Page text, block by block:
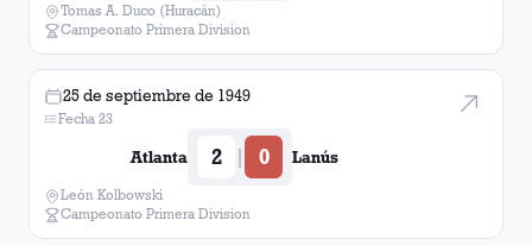
Tomas A. Duco (Huracán)
Campeonato Primera Division
25 de septiembre de 1949
Fecha 23
Atlanta 2 | 0 Lanús
León Kolbowski
Campeonato Primera Division